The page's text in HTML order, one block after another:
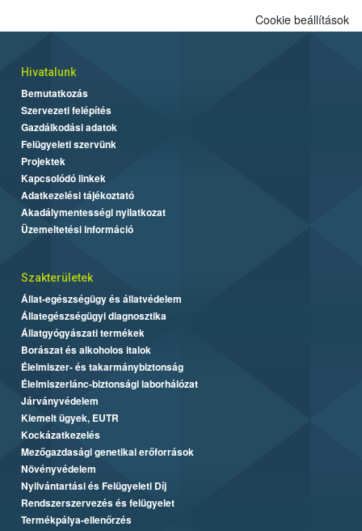
Cookie beállítások
Hivatalunk
Bemutatkozás
Szervezeti felépítés
Gazdálkodási adatok
Felügyeleti szervünk
Projektek
Kapcsolódó linkek
Adatkezelési tájékoztató
Akadálymentességi nyilatkozat
Üzemeltetési információ
Szakterületek
Állat-egészségügy és állatvédelem
Állategészségügyi diagnosztika
Állatgyógyászati termékek
Borászat és alkoholos italok
Élelmiszer- és takarmánybiztonság
Élelmiszerlánc-biztonsági laborhálózat
Járványvédelem
Kiemelt ügyek, EUTR
Kockázatkezelés
Mezőgazdasági genetikai erőforrások
Növényvédelem
Nyilvántartási és Felügyeleti Díj
Rendszerszervezés és felügyelet
Termékpálya-ellenőrzés